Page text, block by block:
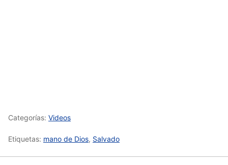
Categorías: Videos
Etiquetas: mano de Dios, Salvado